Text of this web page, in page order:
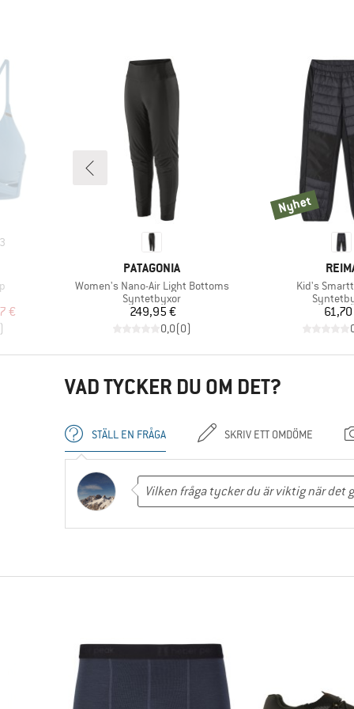
3
pris
€
VARUMÄRKE
PATAGONIA
Produkter
Women's Nano-Air Light Bottoms
Produktgrupp
Syntetbyxor
Pris
249,95 €
0,0(0)
Produkter
Kid's
Nyhet
Nyhet
VAD TYCKER DU OM DET?
STÄLL EN FRÅGA SKRIV ETT OMDÖME